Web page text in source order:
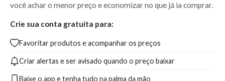
você achar o menor preço e economizar no que já ia comprar.
Crie sua conta gratuita para:
Favoritar produtos e acompanhar os preços
Criar alertas e ser avisado quando o preço baixar
Baixe o app e tenha tudo na palma da mão